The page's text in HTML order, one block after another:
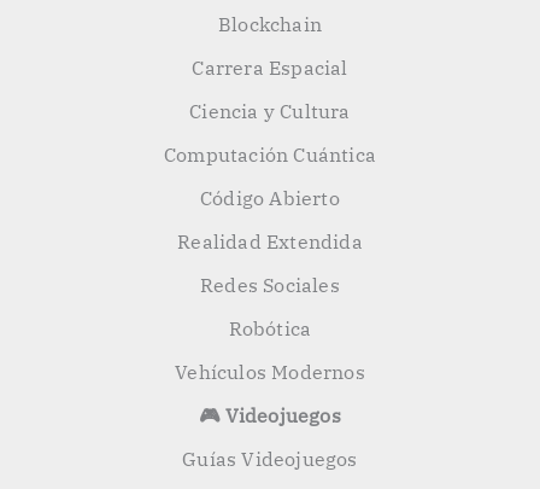
Blockchain
Carrera Espacial
Ciencia y Cultura
Computación Cuántica
Código Abierto
Realidad Extendida
Redes Sociales
Robótica
Vehículos Modernos
🎮 Videojuegos
Guías Videojuegos